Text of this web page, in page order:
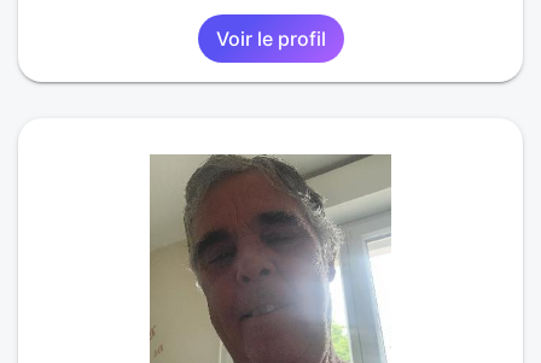
'grand passion.' In reality it is more about
comfortable comrade. I am a really fun person who
loves people,loves to laugh, I am very caring,love
respect my dignity....I'm excited to see new places,
meet new people and do new things.I'm not a
fighter and I don't argue, life's too short but I do
value friendship and intimacy.Respect is one of the
most important requisites in a relationship, as are
honesty and commitment. I enjoy going out to
dinner, movies, walks,and quiet times. Very Happy
Voir le profil